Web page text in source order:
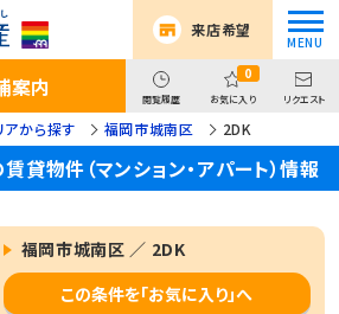
来店希望
案内 閲覧履歴
0
お気に入り リクエスト
アから探す 福岡市城南区 2DK
貸物件（マンション・アパート）情報
福岡市城南区 ／ 2DK
この条件を「お気に入り」へ